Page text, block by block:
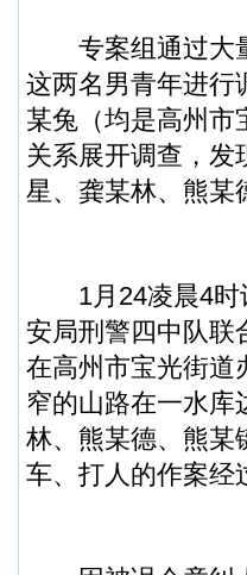
专案组通过大量
这两名男青年进行
某兔（均是高州市
关系展开调查，发
星、龚某林、熊某
1月24凌晨4时
安局刑警四中队联
在高州市宝光街道
窄的山路在一水库
林、熊某德、熊某
车、打人的作案经